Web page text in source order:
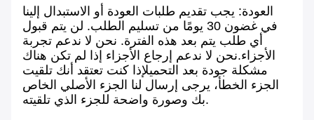
العودة: يجب تقديم طلبات العودة أو الاستبدال إلينا
في غضون 30 يومًا من تسليم الطلب. لن يتم قبول
أي طلب يتم بعد هذه الفترة. نحن لا ندعم تجربة
الأجزاء.نحن لا ندعم إرجاع الأجزاء إذا لم تكن هناك
مشكلة جودة بعد التحميلإذا كنت تعتقد أنك تلقيت
الجزء الخطأ، يرجى إرسال لنا الجزء الأصلي الخاص
بك وصورة واضحة للجزء الذي تلقيته.